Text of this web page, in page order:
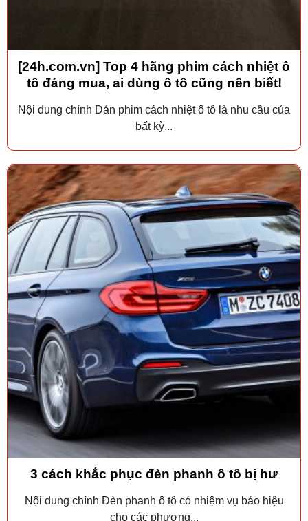
[24h.com.vn] Top 4 hãng phim cách nhiệt ô
tô đáng mua, ai dùng ô tô cũng nên biết!
Nội dung chính Dán phim cách nhiệt ô tô là nhu cầu của
bất kỳ...
3 cách khắc phục đèn phanh ô tô bị hư
Nội dung chính Đèn phanh ô tô có nhiệm vụ báo hiệu
cho các phương...